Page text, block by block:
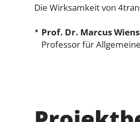
Die Wirksamkeit von
Prof. Dr. Marcus Wiens
Professor für